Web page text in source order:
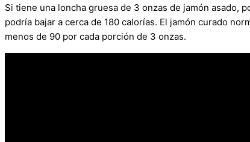
Si tiene una loncha gruesa de 3 onzas de jamón asado,
podría bajar a cerca de 180 calorías. El jamón curado
menos de 90 por cada porción de 3 onzas.